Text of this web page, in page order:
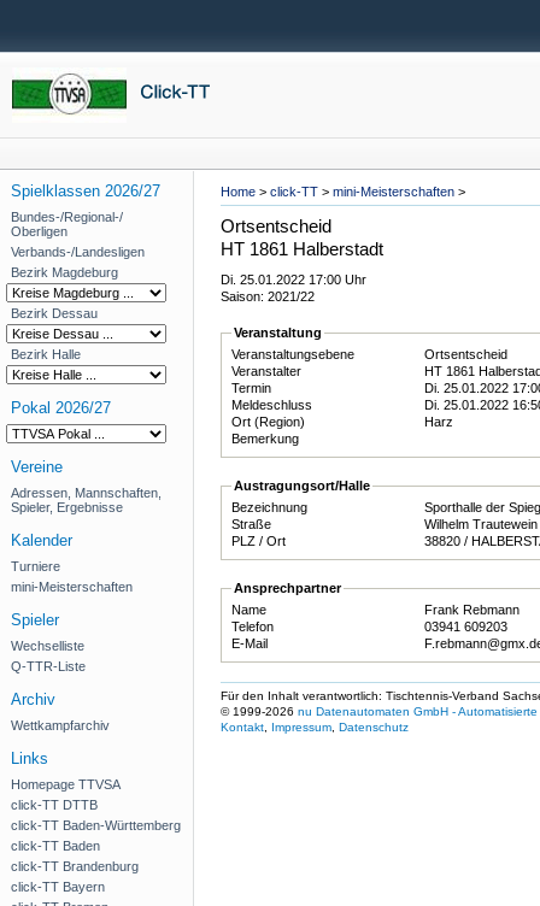
Home > click-TT > mini-Meisterschaften >
Spielklassen 2026/27
Bundes-/Regional-/
Oberligen
Verbands-/Landesligen
Bezirk Magdeburg
Bezirk Dessau
Bezirk Halle
Pokal 2026/27
Vereine
Adressen, Mannschaften,
Spieler, Ergebnisse
Kalender
Turniere
mini-Meisterschaften
Spieler
Wechselliste
Q-TTR-Liste
Archiv
Wettkampfarchiv
Links
Homepage TTVSA
click-TT DTTB
click-TT Baden-Württemberg
click-TT Baden
click-TT Brandenburg
click-TT Bayern
Ortsentscheid
HT 1861 Halberstadt
Di. 25.01.2022 17:00 Uhr
Saison: 2021/22
Veranstaltung
Veranstaltungsebene
Ortsentscheid
Veranstalter
HT 1861
Termin
Di. 25.01.2022
Meldeschluss
Di. 25.01.2022
Ort (Region)
Harz
Bemerkung
Austragungsort/Halle
Bezeichnung
Sporthalle der
Straße
Wilhelm
PLZ / Ort
38820 /
Ansprechpartner
Name
Frank Rebmann
Telefon
03941 609203
E-Mail
Für den Inhalt verantwortlich: Tischtennis-Verband
© 1999-2026 nu Datenautomaten GmbH -
Kontakt
Impressum Datenschutz